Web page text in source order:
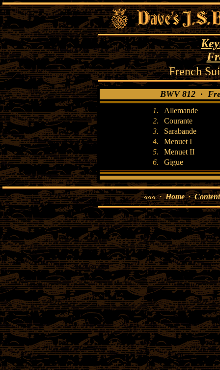
French
BWV 812 ·
1.
Allemande
2.
Courante
3.
Sarabande
4.
Menuet I
5.
Menuet II
6.
Gigue
«««·Home·